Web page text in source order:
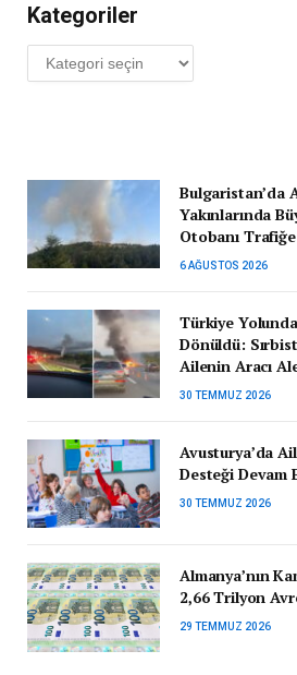
Kategoriler
Kategoriler
Bulgaristan’da
Yakınlarında
Otobanı
6 AĞUSTOS 2026
Türkiye
Dönüldü:
Ailenin Aracı
30 TEMMUZ 2026
Avusturya’da
Desteği Devam
30 TEMMUZ 2026
Almanya’nın
2,66 Trilyon
29 TEMMUZ 2026